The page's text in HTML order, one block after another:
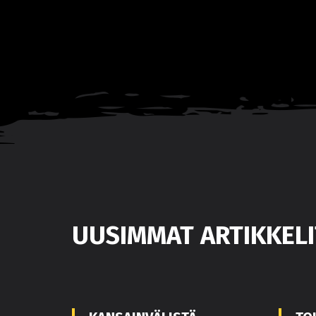
UUSIMMAT